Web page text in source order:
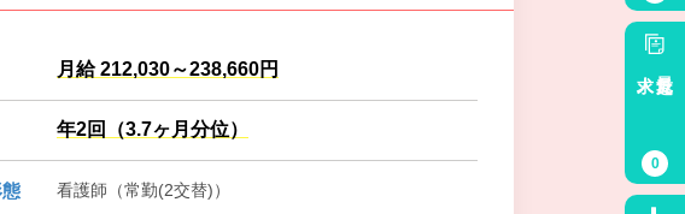
月給 212,030～238,660円
年2回（3.7ヶ月分位）
看護師（常勤(2交替)）
最近見た
0